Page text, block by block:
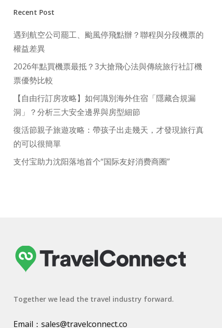
Recent Post
遇到航空公司罷工、颱風停飛點辦？聯程與分段機票的
權益差異
2026年點買機票最抵？3大搶飛心法與傳統旅行社訂機
票優勢比較
【自由行訂房攻略】如何識別海外住宿「隱藏合規漏
洞」？分析三大安全邊界與房型細節
復活節親子旅遊攻略：帶孩子出走幾天，才發現旅行真
的可以很簡單
支付宝助力沈阳落地首个“国际友好消费商圈”
Together we lead the travel industry forward.
Email： sales@travelconnect.co